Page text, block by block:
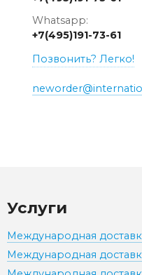
Whatsapp:
+7(495)191-73-61
Позвонить? Легко!
Услуги
Международная
Международная